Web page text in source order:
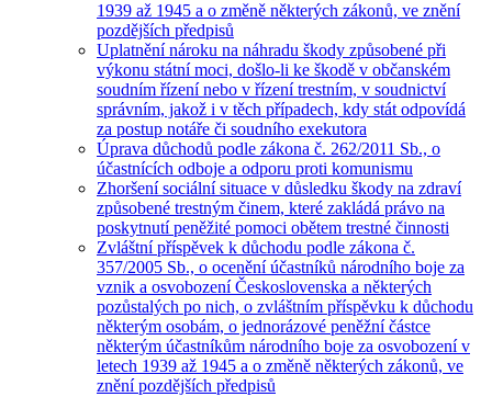
1939 až 1945 a o změně některých zákonů, ve znění
pozdějších předpisů
Uplatnění nároku na náhradu škody způsobené při
výkonu státní moci, došlo-li ke škodě v občanském
soudním řízení nebo v řízení trestním, v soudnictví
správním, jakož i v těch případech, kdy stát odpovídá
za postup notáře či soudního exekutora
Úprava důchodů podle zákona č. 262/2011 Sb., o
účastnících odboje a odporu proti komunismu
Zhoršení sociální situace v důsledku škody na zdraví
způsobené trestným činem, které zakládá právo na
poskytnutí peněžité pomoci obětem trestné činnosti
Zvláštní příspěvek k důchodu podle zákona č.
357/2005 Sb., o ocenění účastníků národního boje za
vznik a osvobození Československa a některých
pozůstalých po nich, o zvláštním příspěvku k důchodu
některým osobám, o jednorázové peněžní částce
některým účastníkům národního boje za osvobození v
letech 1939 až 1945 a o změně některých zákonů, ve
znění pozdějších předpisů